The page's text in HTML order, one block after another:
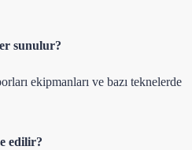
sunulur?
ekipmanları ve bazı teknelerde
edilir?